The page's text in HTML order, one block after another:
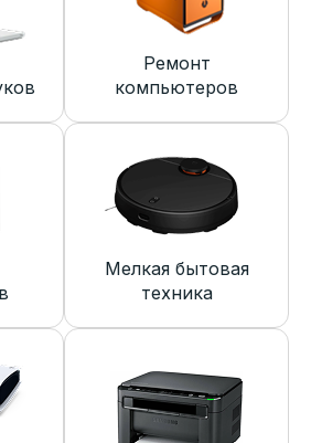
Ремонт
компьютеров
Мелкая бытовая
техника